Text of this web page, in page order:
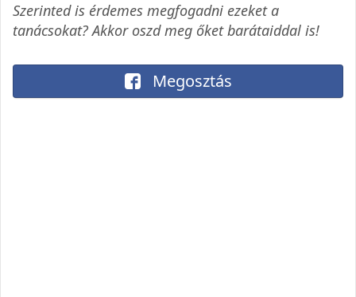
Szerinted is érdemes megfogadni ezeket a
tanácsokat? Akkor oszd meg őket barátaiddal is!
Megosztás